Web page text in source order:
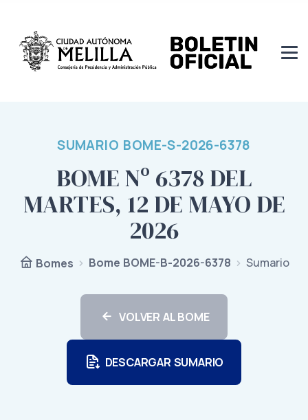
SUMARIO BOME-S-2026-6378
BOME Nº 6378 DEL
MARTES, 12 DE MAYO DE
2026
Bomes Bome BOME-B-2026-6378 Sumario
VOLVER AL BOME
DESCARGAR SUMARIO